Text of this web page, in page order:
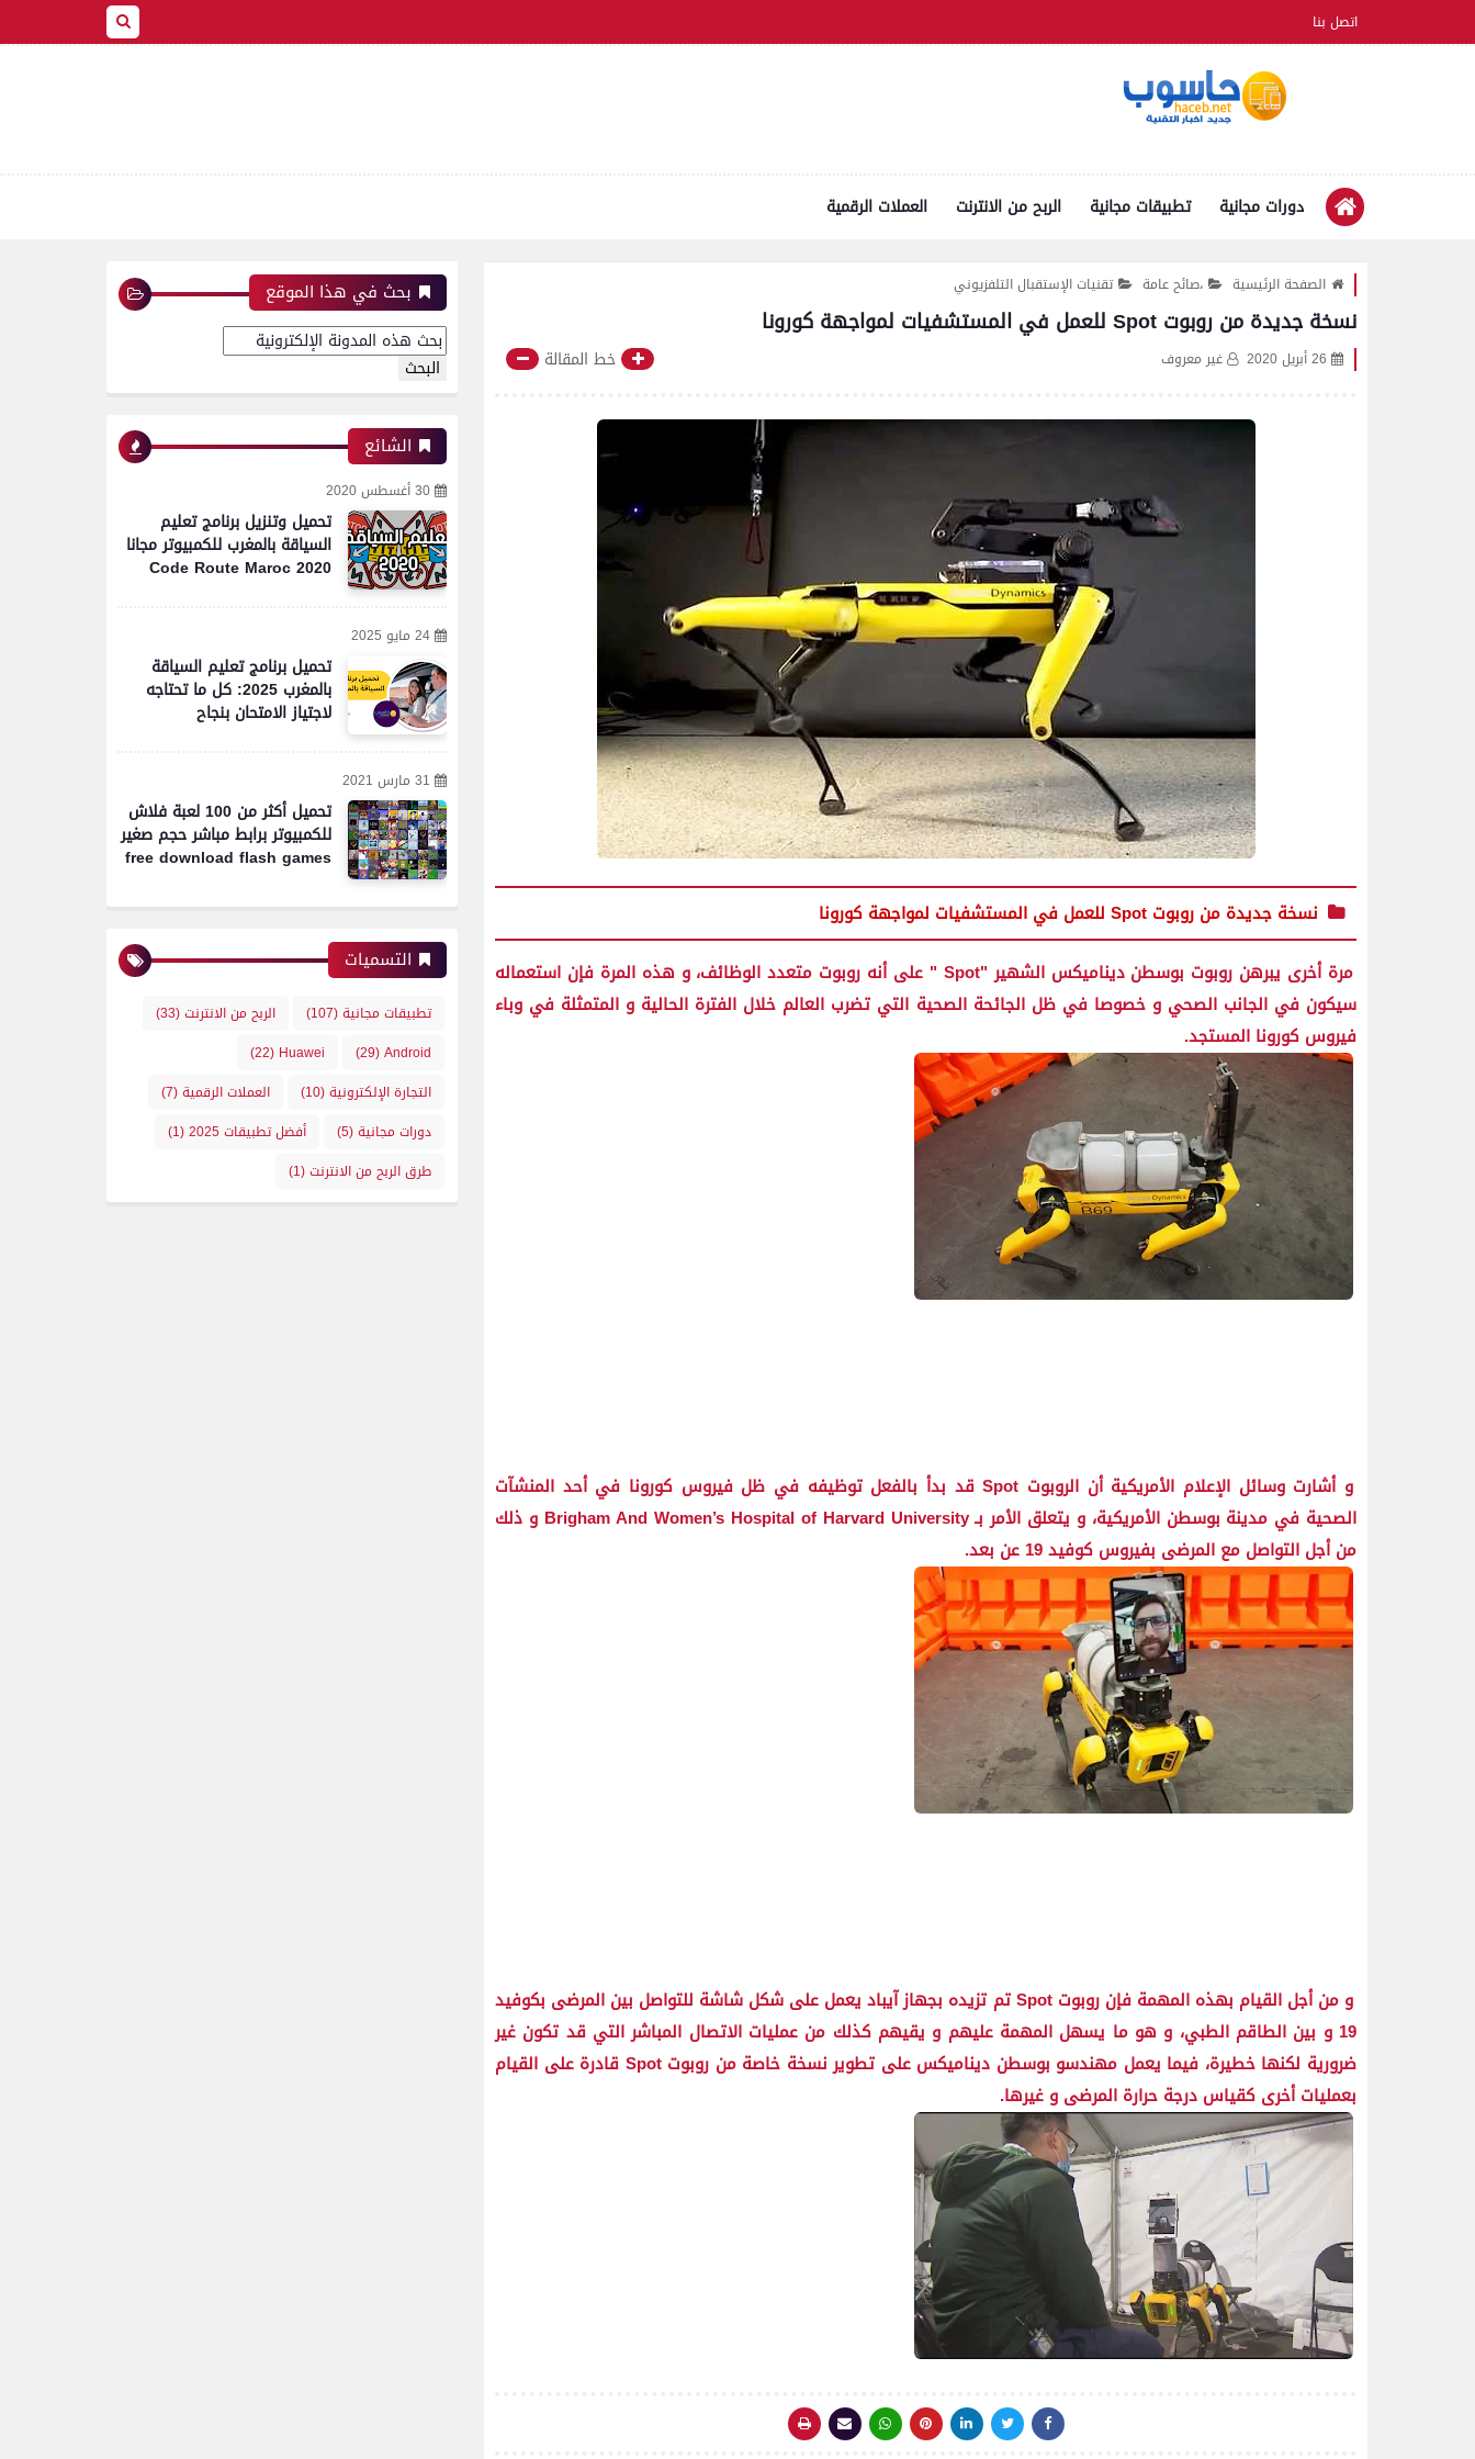
اتصل بنا
دورات مجانية تطبيقات مجانية الربح من الانترنت العملات الرقمية
الصفحة الرئيسية ،صائح عامة تقنيات الإستقبال التلفزيوني
نسخة جديدة من روبوت Spot للعمل في المستشفيات لمواجهة كورونا
26 أبريل 2020 غير معروف خط المقالة
نسخة جديدة من روبوت Spot للعمل في المستشفيات لمواجهة كورونا
مرة أخرى يبرهن روبوت بوسطن ديناميكس الشهير "Spot " على أنه روبوت متعدد الوظائف، و هذه المرة فإن استعماله
سيكون في الجانب الصحي و خصوصا في ظل الجائحة الصحية التي تضرب العالم خلال الفترة الحالية و المتمثلة في وباء
فيروس كورونا المستجد.
و أشارت وسائل الإعلام الأمريكية أن الروبوت Spot قد بدأ بالفعل توظيفه في ظل فيروس كورونا في أحد المنشآت
الصحية في مدينة بوسطن الأمريكية، و يتعلق الأمر بـ Brigham And Women’s Hospital of Harvard University و ذلك
من أجل التواصل مع المرضى بفيروس كوفيد 19 عن بعد.
و من أجل القيام بهذه المهمة فإن روبوت Spot تم تزيده بجهاز آيباد يعمل على شكل شاشة للتواصل بين المرضى بكوفيد
19 و بين الطاقم الطبي، و هو ما يسهل المهمة عليهم و يقيهم كذلك من عمليات الاتصال المباشر التي قد تكون غير
ضرورية لكنها خطيرة، فيما يعمل مهندسو بوسطن ديناميكس على تطوير نسخة خاصة من روبوت Spot قادرة على القيام
بعمليات أخرى كقياس درجة حرارة المرضى و غيرها.
بحث في هذا الموقع
الشائع
30 أغسطس 2020
تحميل وتنزيل برنامج تعليم
السياقة بالمغرب للكمبيوتر مجانا
Code Route Maroc 2020
24 مايو 2025
تحميل برنامج تعليم السياقة
بالمغرب 2025: كل ما تحتاجه
لاجتياز الامتحان بنجاح
31 مارس 2021
تحميل أكثر من 100 لعبة فلاش
للكمبيوتر برابط مباشر حجم صغير
free download flash games
التسميات
تطبيقات مجانية(107) الربح من الانترنت(33)
Android
(29)
Huawei
(22)
التجارة الإلكترونية(10) العملات الرقمية(7)
دورات مجانية(5) أفضل تطبيقات 2025
(1)
طرق الربح من الانترنت(1)